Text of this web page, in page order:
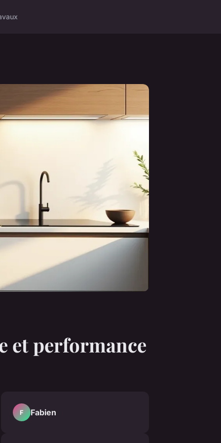
et performance
F Fabien